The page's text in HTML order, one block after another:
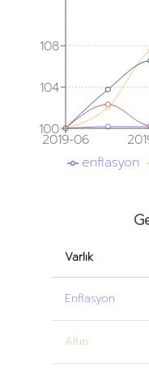
2019-06
100
104
108
enflasyon
Varlık
Enflasyon
Altın